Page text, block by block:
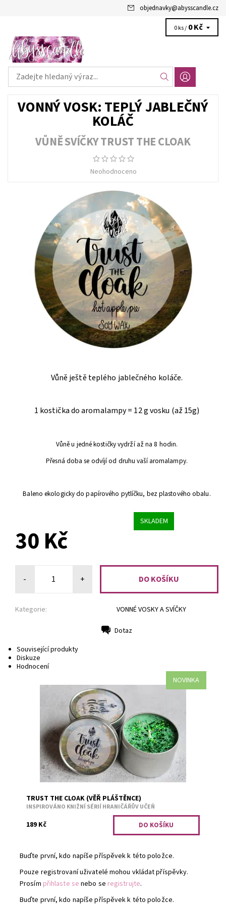
objednavky@abysscandle.cz
0 ks / 0 Kč
VONNÝ VOSK: TEPLÝ JABLEČNÝ
KOLÁČ
VŮNĚ SVÍČKY TRUST THE CLOAK
Neohodnoceno
Vůně ještě teplého jablečného koláče.
1 kostička do aromalampy = 12 g vosku (až 15g)
Vůně u jedné kostičky vydrží až na 8 hodin.
Přesná doba se odvíjí od druhu vaší aromalampy.
Baleno ekologicky do papírového pytlíčku, bez plastového obalu.
SKLADEM
30 Kč
- +
Kategorie: VONNÉ VOSKY A SVÍČKY
Dotaz
Související produkty
Diskuze
Hodnocení
NOVINKA
Teplý jablečný koláč.
Skladem 1
2925
TRUST THE CLOAK (VĚŘ PLÁŠTĚNCE)
INSPIROVÁNO KNIŽNÍ SÉRIÍ HRANIČÁŘŮV UČEŇ
189 Kč
Buďte první, kdo napíše příspěvek k této položce.
Pouze registrovaní uživatelé mohou vkládat příspěvky.
Prosím přihlaste se nebo se registrujte.
Buďte první, kdo napíše příspěvek k této položce.